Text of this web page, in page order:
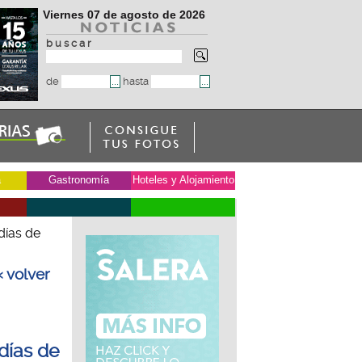
Viernes 07 de agosto de 2026
b u s c a r
de hasta
Gastronomía Hoteles y Alojamiento
de
volver
de